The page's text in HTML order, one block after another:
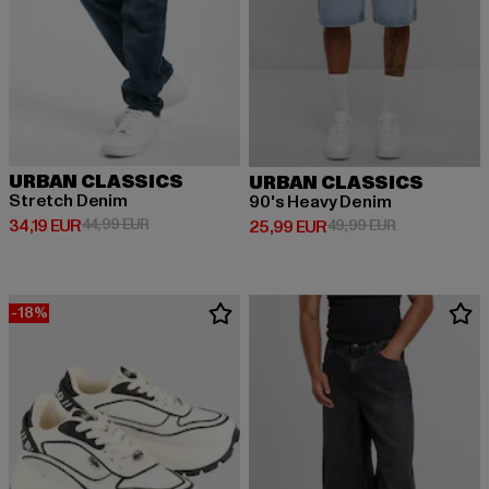
URBAN CLASSICS
Stretch Denim
34,19 EUR
Derzeitiger Preis: 34,19 EUR
44,99 EURAktionspreis: 44,99 EUR
URBAN CLASSICS
90's Heavy Denim
25,99 EUR
Derzeitiger Preis: 25,99 EUR
49,99 EURAktionspreis:
-18%